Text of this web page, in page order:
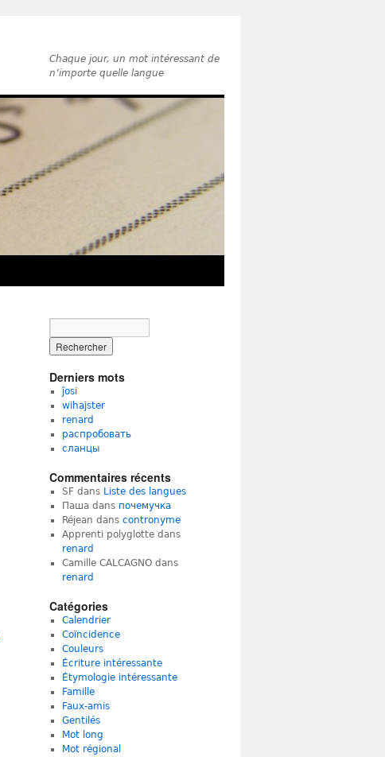
Chaque jour, un mot intéressant de
n’importe quelle langue
Derniers mots
ĵosi
wihajster
renard
распробовать
сланцы
Commentaires récents
SFdans Liste des langues
Пашаdans почемучка
Réjean dans contronyme
Apprenti polyglottedans
renard
Camille CALCAGNOdans
renard
Catégories
Calendrier
Coïncidence
Couleurs
Écriture intéressante
Étymologie intéressante
Famille
Faux-amis
Gentilés
Mot long
Mot régional